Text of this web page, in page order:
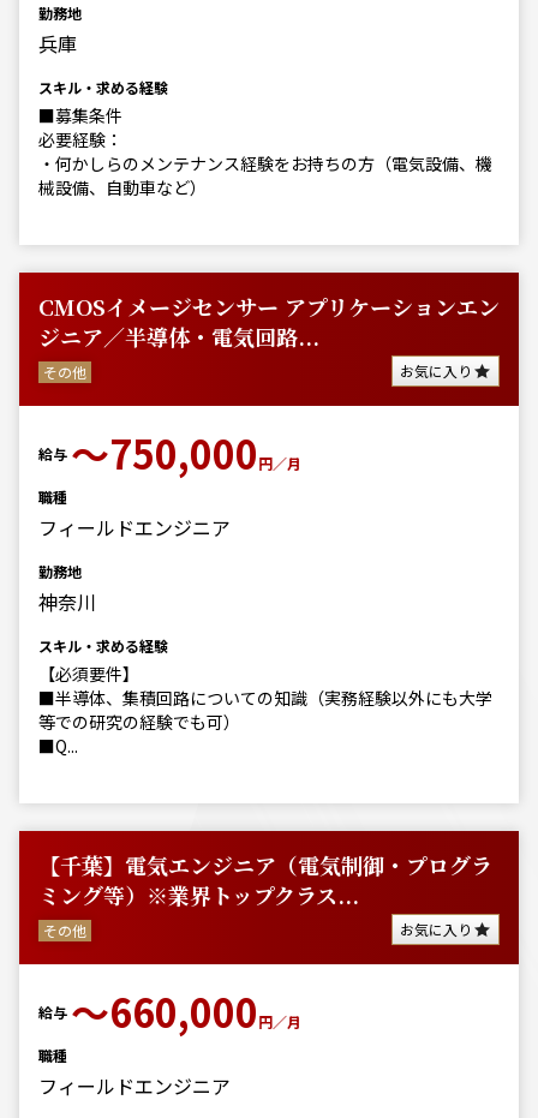
勤務地
兵庫
スキル・求める経験
■募集条件
必要経験：
・何かしらのメンテナンス経験をお持ちの方（電気設備、機
械設備、自動車など）
CMOSイメージセンサー アプリケーションエン
ジニア／半導体・電気回路...
その他 お気に入り
給与 〜750,000円／月
職種
フィールドエンジニア
勤務地
神奈川
スキル・求める経験
【必須要件】
■半導体、集積回路についての知識（実務経験以外にも大学
等での研究の経験でも可）
■Q...
【千葉】電気エンジニア（電気制御・プログラ
ミング等）※業界トップクラス...
その他 お気に入り
給与 〜660,000円／月
職種
フィールドエンジニア